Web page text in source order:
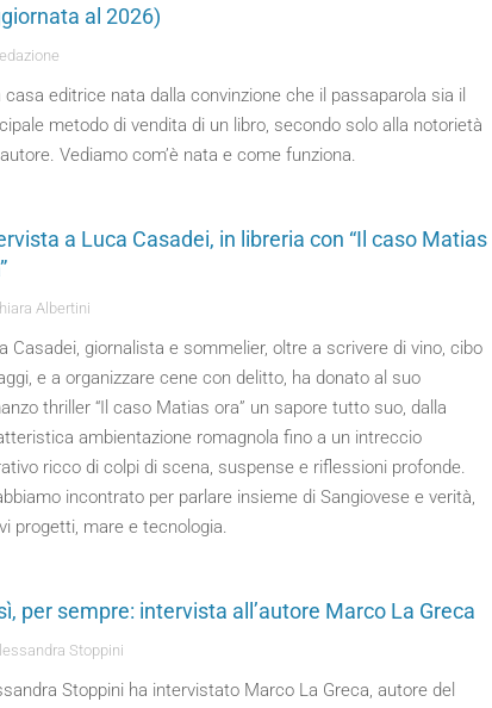
al 2026)
casa editrice nata dalla convinzione che il passaparola sia il
metodo di vendita di un libro, secondo solo alla notorietà
Vediamo com’è nata e come funziona.
a Luca Casadei, in libreria con “Il caso Matias
Albertini
Casadei, giornalista e sommelier, oltre a scrivere di vino, cibo
e a organizzare cene con delitto, ha donato al suo
thriller “Il caso Matias ora” un sapore tutto suo, dalla
ambientazione romagnola fino a un intreccio
ricco di colpi di scena, suspense e riflessioni profonde.
incontrato per parlare insieme di Sangiovese e verità,
progetti, mare e tecnologia.
per sempre: intervista all’autore Marco La Greca
Stoppini
Stoppini ha intervistato Marco La Greca, autore del